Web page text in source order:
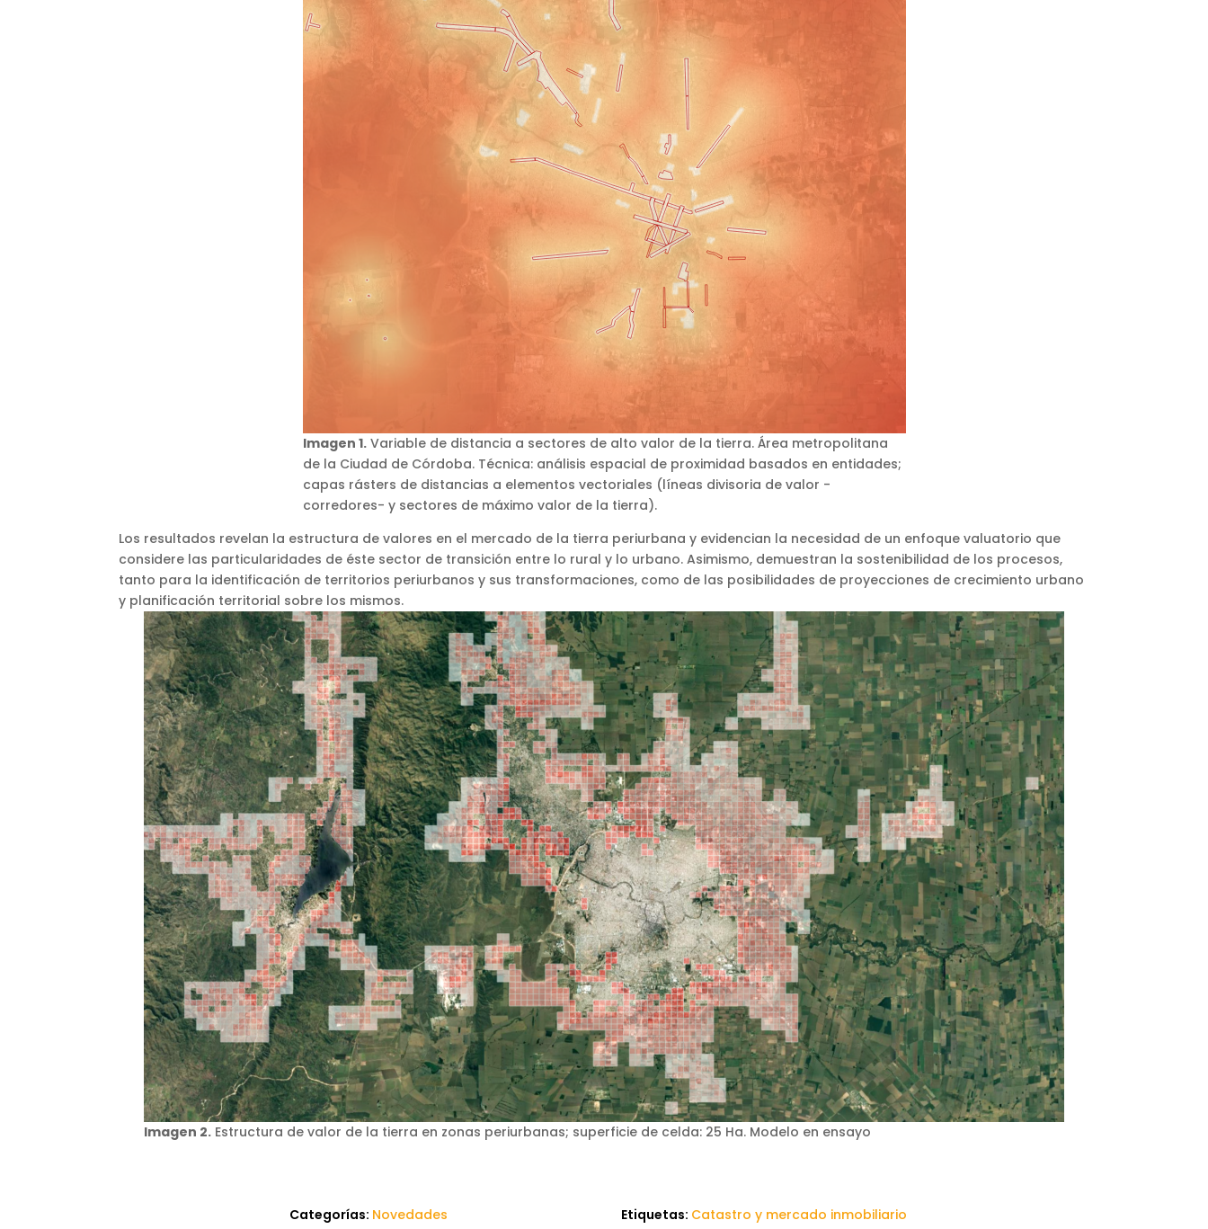
Imagen 1.Variable de distancia a sectores de alto valor de la tierra. Área metropolitana
de la Ciudad de Córdoba. Técnica: análisis espacial de proximidad basados en entidades;
capas rásters de distancias a elementos vectoriales (líneas divisoria de valor -
corredores- y sectores de máximo valor de la tierra).
Los resultados revelan la estructura de valores en el mercado de la tierra periurbana y evidencian la necesidad de un enfoque valuatorio que
considere las particularidades de éste sector de transición entre lo rural y lo urbano. Asimismo, demuestran la sostenibilidad de los procesos,
tanto para la identificación de territorios periurbanos y sus transformaciones, como de las posibilidades de proyecciones de crecimiento urbano
y planificación territorial sobre los mismos.
Imagen 2. Estructura de valor de la tierra en zonas periurbanas; superficie de celda: 25 Ha. Modelo en ensayo
Categorías: Novedades Etiquetas: Catastro y mercado inmobiliario